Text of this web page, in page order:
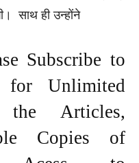
साथ ही उन्होंने
Subscribe to
for Unlimited
Articles,
Copies of